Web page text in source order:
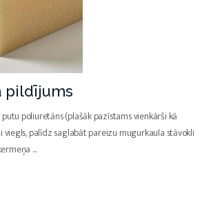
pildījums
poliuretāns (plašāk pazīstams vienkārši kā
palīdz saglabāt pareizu mugurkaula stāvokli
...